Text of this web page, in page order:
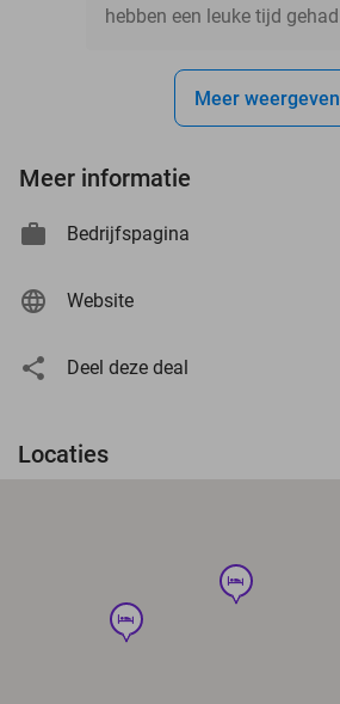
hebben een leuke tijd gehad
Meer weergeven
Meer informatie
Bedrijfspagina
Website
Deel deze deal
Locaties
hotel
hotel